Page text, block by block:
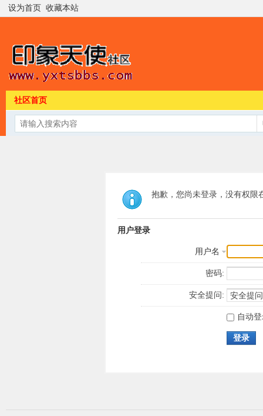
设为首页 收藏本站
社区首页
抱歉，您尚未登录，没有权限
用户登录
用户名
密码:
安全提问:
自动
登录